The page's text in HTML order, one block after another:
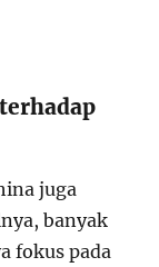
juga
banyak
fokus pada